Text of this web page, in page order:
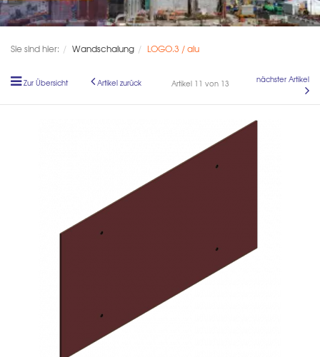
Sie sind hier: Wandschalung LOGO.3 / alu
Zur Übersicht Artikel zurück Artikel 11 von 13 nächster Artikel